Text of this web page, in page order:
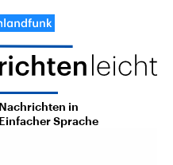
Nachrichten in
Einfacher Sprache